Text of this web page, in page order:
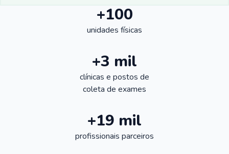
+100
unidades físicas
+3 mil
clínicas e postos de
coleta de exames
+19 mil
profissionais parceiros